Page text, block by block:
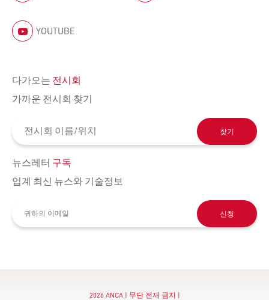
YOUTUBE
다가오는 전시회
가까운 전시회 찾기
찾기
뉴스레터 구독
업계 최신 뉴스와 기술정보
신청
2026 ANCA | 무단 전재 금지 |